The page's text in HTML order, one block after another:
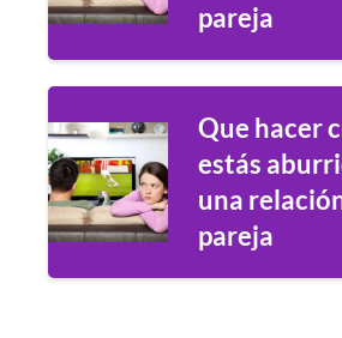
pareja
Que hacer
estás
una
pareja